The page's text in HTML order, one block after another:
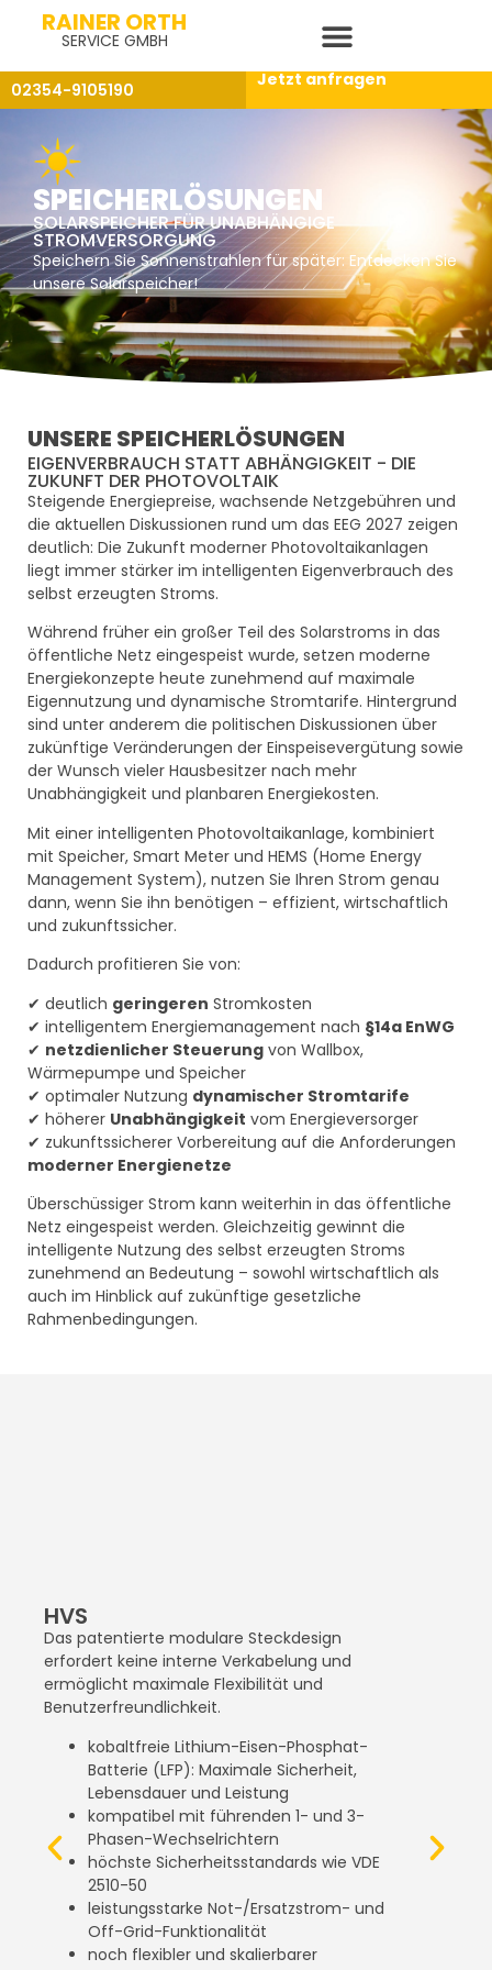
RAINER ORTH
SERVICE GMBH
02354-9105190 Jetzt anfragen
SPEICHERLÖSUNGEN
SOLARSPEICHER FÜR UNABHÄNGIGE
STROMVERSORGUNG
Speichern Sie Sonnenstrahlen für später: Entdecken Sie
unsere Solarspeicher!
UNSERE SPEICHERLÖSUNGEN
EIGENVERBRAUCH STATT ABHÄNGIGKEIT - DIE
ZUKUNFT DER PHOTOVOLTAIK
Steigende Energiepreise, wachsende Netzgebühren und
die aktuellen Diskussionen rund um das EEG 2027 zeigen
deutlich: Die Zukunft moderner Photovoltaikanlagen
liegt immer stärker im intelligenten Eigenverbrauch des
selbst erzeugten Stroms.
Während früher ein großer Teil des Solarstroms in das
öffentliche Netz eingespeist wurde, setzen moderne
Energiekonzepte heute zunehmend auf maximale
Eigennutzung und dynamische Stromtarife. Hintergrund
sind unter anderem die politischen Diskussionen über
zukünftige Veränderungen der Einspeisevergütung sowie
der Wunsch vieler Hausbesitzer nach mehr
Unabhängigkeit und planbaren Energiekosten.
Mit einer intelligenten Photovoltaikanlage, kombiniert
mit Speicher, Smart Meter und HEMS (Home Energy
Management System), nutzen Sie Ihren Strom genau
dann, wenn Sie ihn benötigen – effizient, wirtschaftlich
und zukunftssicher.
Dadurch profitieren Sie von:
✔ deutlich geringeren Stromkosten
✔ intelligentem Energiemanagement nach §14a EnWG
✔ netzdienlicher Steuerung von Wallbox,
Wärmepumpe und Speicher
✔ optimaler Nutzung dynamischer Stromtarife
✔ höherer Unabhängigkeit vom Energieversorger
✔ zukunftssicherer Vorbereitung auf die Anforderungen
moderner Energienetze
Überschüssiger Strom kann weiterhin in das öffentliche
Netz eingespeist werden. Gleichzeitig gewinnt die
intelligente Nutzung des selbst erzeugten Stroms
zunehmend an Bedeutung – sowohl wirtschaftlich als
auch im Hinblick auf zukünftige gesetzliche
Rahmenbedingungen.
HVS
Das patentierte modulare Steckdesign
erfordert keine interne Verkabelung und
ermöglicht maximale Flexibilität und
Benutzerfreundlichkeit.
kobaltfreie Lithium-Eisen-Phosphat-
Batterie (LFP): Maximale Sicherheit,
Lebensdauer und Leistung
kompatibel mit führenden 1- und 3-
Phasen-Wechselrichtern
höchste Sicherheitsstandards wie VDE
2510-50
leistungsstarke Not-/Ersatzstrom- und
Off-Grid-Funktionalität
noch flexibler und skalierbarer